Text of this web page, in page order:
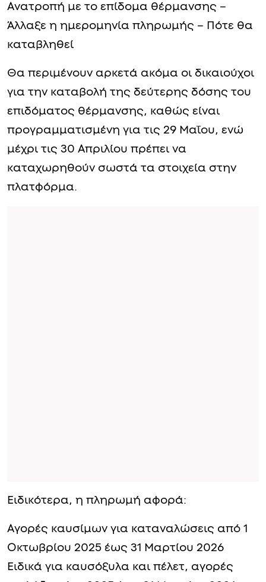
Ανατροπή με το επίδομα θέρμανσης –
Άλλαξε η ημερομηνία πληρωμής – Πότε θα
καταβληθεί
Θα περιμένουν αρκετά ακόμα οι δικαιούχοι
για την καταβολή της δεύτερης δόσης του
επιδόματος θέρμανσης, καθώς είναι
προγραμματισμένη για τις 29 Μαΐου, ενώ
μέχρι τις 30 Απριλίου πρέπει να
καταχωρηθούν σωστά τα στοιχεία στην
πλατφόρμα.
Ειδικότερα, η πληρωμή αφορά:
Αγορές καυσίμων για καταναλώσεις από 1
Οκτωβρίου 2025 έως 31 Μαρτίου 2026
Ειδικά για καυσόξυλα και πέλετ, αγορές